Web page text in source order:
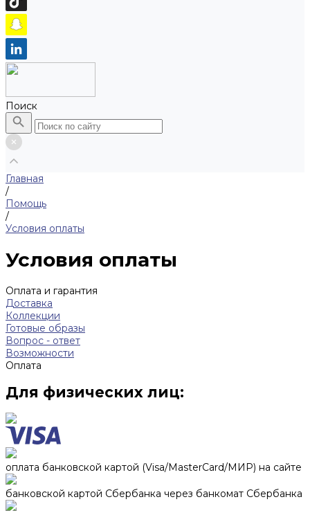
Поиск
Главная
/
Помощь
/
Условия оплаты
Условия оплаты
Оплата и гарантия
Доставка
Коллекции
Готовые образы
Вопрос - ответ
Возможности
Оплата
Для физических лиц:
оплата банковской картой (Visa/MasterСard/МИР) на сайте
банковской картой Сбербанка через банкомат Сбербанка